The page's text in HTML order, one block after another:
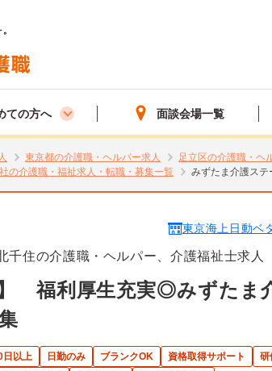
ての方へ 面談会場一覧
東京都の介護職・ヘルパー求人
足立区の介護職・ヘ
の介護職・福祉求人・転職・募集一覧
みずたま介護ステ
東京海上日動ベ
千住の介護職・ヘルパー、介護福祉士求人
】 福利厚生充実◎みずたま
日以上 日勤のみ ブランクOK 資格取得サポート
研